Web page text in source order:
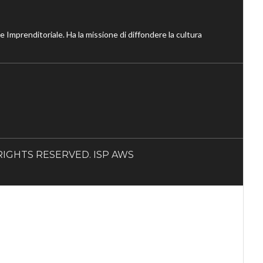
Ha la missione di diffondere la cultura
RESERVED. ISP AWS